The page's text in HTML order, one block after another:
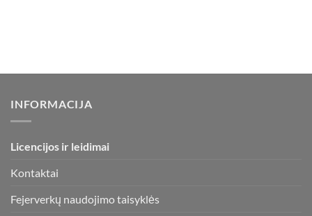
INFORMACIJA
Licencijos ir leidimai
Kontaktai
Fejerverkų naudojimo taisyklės